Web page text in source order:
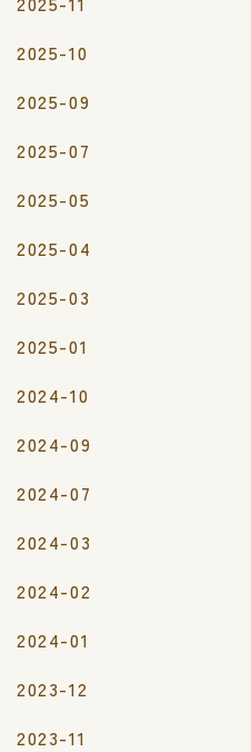
2025-10
2025-09
2025-07
2025-05
2025-04
2025-03
2025-01
2024-10
2024-09
2024-07
2024-03
2024-02
2024-01
2023-12
2023-11